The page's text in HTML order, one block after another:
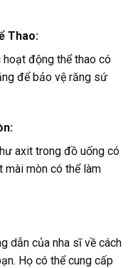
Thao:
động thể thao có
để bảo vệ răng sứ
axit trong đồ uống có
mài mòn có thể làm
dẫn của nha sĩ về cách
Họ có thể cung cấp